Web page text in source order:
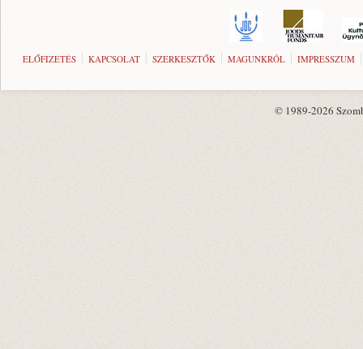
ELŐFIZETÉS KAPCSOLAT SZERKESZTŐK MAGUNKRÓL IMPRESSZUM
© 1989-2026